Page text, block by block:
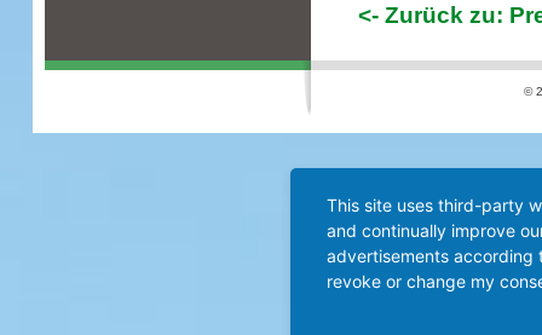
<- Zurück zu:
©
This site uses third-party
and continually improve
advertisements according
revoke or change my